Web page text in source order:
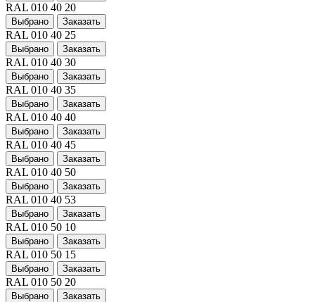
RAL 010 40 20
Выбрано Заказать
RAL 010 40 25
Выбрано Заказать
RAL 010 40 30
Выбрано Заказать
RAL 010 40 35
Выбрано Заказать
RAL 010 40 40
Выбрано Заказать
RAL 010 40 45
Выбрано Заказать
RAL 010 40 50
Выбрано Заказать
RAL 010 40 53
Выбрано Заказать
RAL 010 50 10
Выбрано Заказать
RAL 010 50 15
Выбрано Заказать
RAL 010 50 20
Выбрано Заказать